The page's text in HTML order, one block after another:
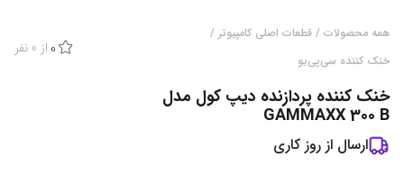
همه محصولات / قطعات اصلی کامپیوتر /
خنک کننده سی‌پی‌یو
0 از 0 نفر
خنک کننده پردازنده دیپ کول مدل
GAMMAXX 300 B
ارسال از روز کاری